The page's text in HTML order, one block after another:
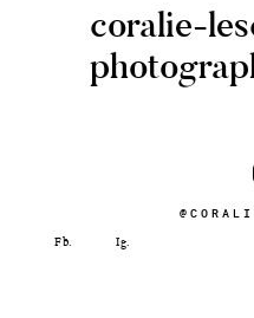
A PROPOS CORALIE
coralie-